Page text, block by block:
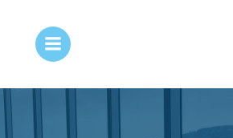
to
content